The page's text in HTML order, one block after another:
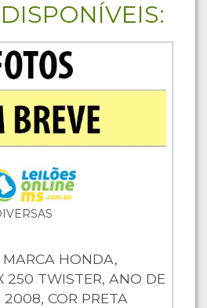
HONDA,
250 TWISTER, ANO DE
2008, COR PRETA